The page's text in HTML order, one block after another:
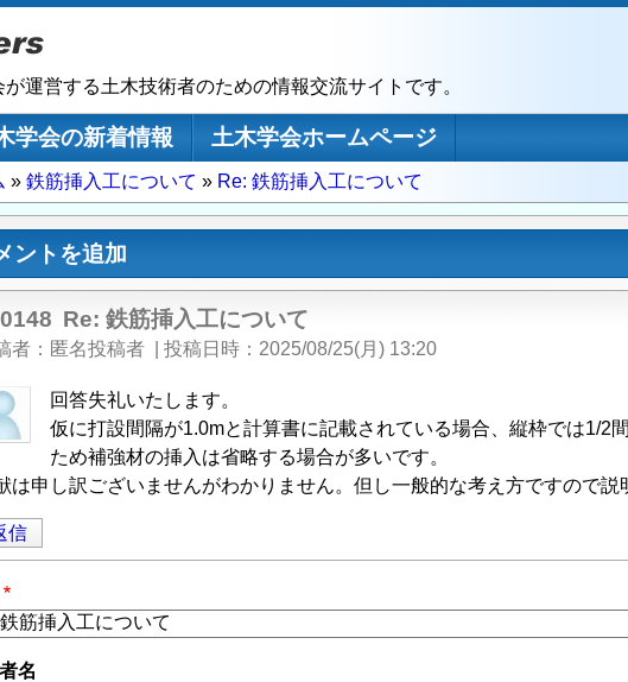
運営する土木技術者のための情報交流サイトです。
学会の新着情報
土木学会ホームページ
鉄筋挿入工について Re: 鉄筋挿入工について
ントを追加
Re: 鉄筋挿入工について
者 匿名投稿者 投稿日時 2025/08/25(月) 13:20
回答失礼いたします。
仮に打設間隔が1.0mと計算書に記載されている場合、縦枠では1/2
ため補強材の挿入は省略する場合が多いです。
は申し訳ございませんがわかりません。但し一般的な考え方ですので
信
名